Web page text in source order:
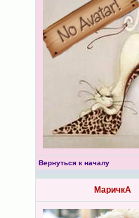
Вернуться к началу
МаричкА